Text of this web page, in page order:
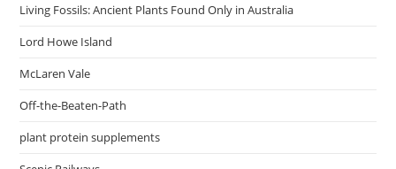
Living Fossils: Ancient Plants Found Only in Australia
Lord Howe Island
McLaren Vale
Off-the-Beaten-Path
plant protein supplements